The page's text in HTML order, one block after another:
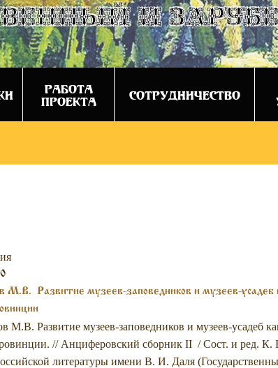
и
РАБОТА
ПРОЕКТА
СОТРУДНИЧЕСТВО
М.В. Развитие музеев-заповедников и музеев-усадеб
М.В. Развитие музеев-заповедников и музеев-усадеб
// Анциферовский сборник II / Сост. и ред. К.
литературы имени В. И. Даля